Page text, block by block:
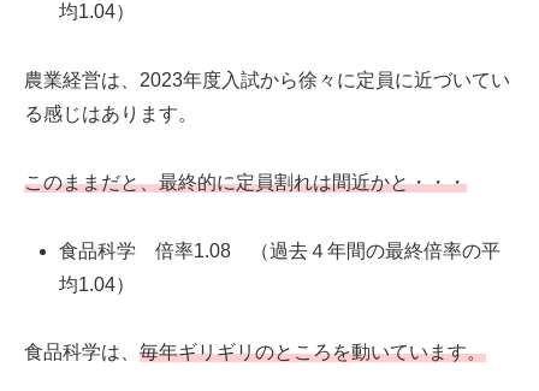
均1.04）
農業経営は、2023年度入試から徐々に定員に近づいてい
る感じはあります。
このままだと、最終的に定員割れは間近かと・・・
食品科学 倍率1.08 （過去４年間の最終倍率の平
均1.04）
食品科学は、 毎年ギリギリのところを動いています。